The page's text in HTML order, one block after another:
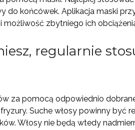
do końcówek. Aplikacja maski
możliwość zbytniego ich
regularnie
za pomocą odpowiednio
Suche włosy powinny
Włosy nie będą wtedy